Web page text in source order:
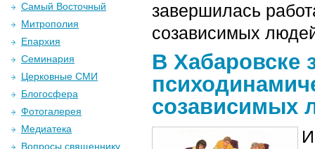
завершилась
созависимых
В Хабаровске
созависимых
Самый Восточный
Митрополия
Епархия
Семинария
Церковные СМИ
Блогосфера
Фотогалерея
Медиатека
Вопросы священнику